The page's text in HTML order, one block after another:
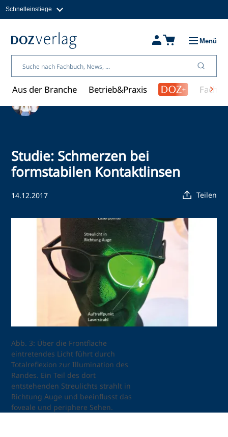
Inhalt
Schnelleinstiege
Fachbücher & Shop
Über uns
Menü
Aus der Branche Betrieb&Praxis
Studie: Schmerzen bei
formstabilen Kontaktlinsen
14.12.2017 Teilen
Abb. 3: Über die Frontfläche
eintretendes Licht führt durch
Totalreflexion zur Illumination des
Randes. Ein Teil des dort
entstehenden Streulichts strahlt in
Richtung Auge und beeinflusst das
foveale und periphere Sehen.